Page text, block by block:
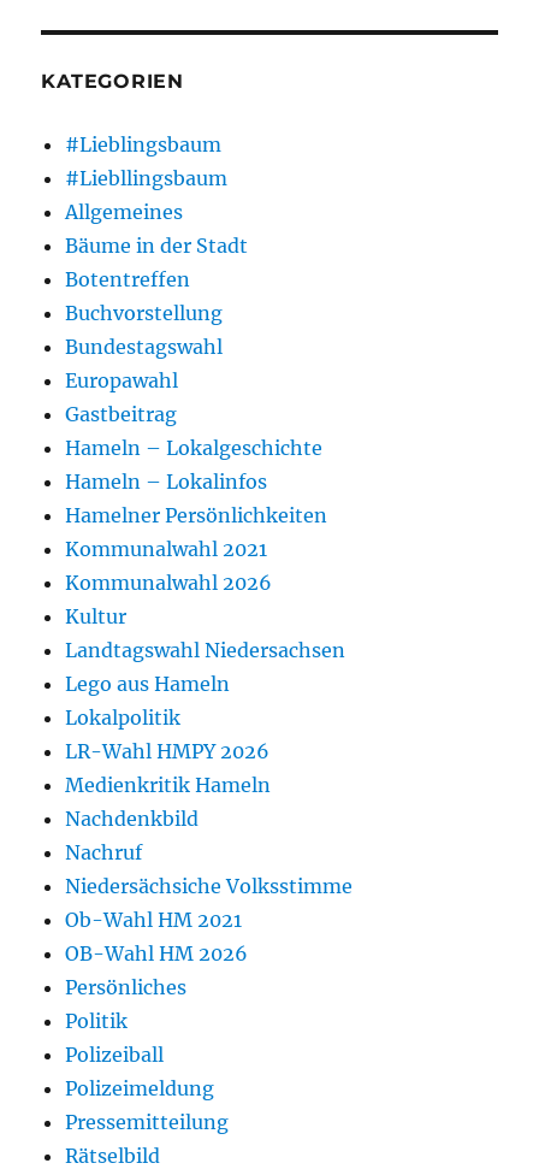
KATEGORIEN
#Lieblingsbaum
#Liebllingsbaum
Allgemeines
Bäume in der Stadt
Botentreffen
Buchvorstellung
Bundestagswahl
Europawahl
Gastbeitrag
Hameln – Lokalgeschichte
Hameln – Lokalinfos
Hamelner Persönlichkeiten
Kommunalwahl 2021
Kommunalwahl 2026
Kultur
Landtagswahl Niedersachsen
Lego aus Hameln
Lokalpolitik
LR-Wahl HMPY 2026
Medienkritik Hameln
Nachdenkbild
Nachruf
Niedersächsiche Volksstimme
Ob-Wahl HM 2021
OB-Wahl HM 2026
Persönliches
Politik
Polizeiball
Polizeimeldung
Pressemitteilung
Rätselbild